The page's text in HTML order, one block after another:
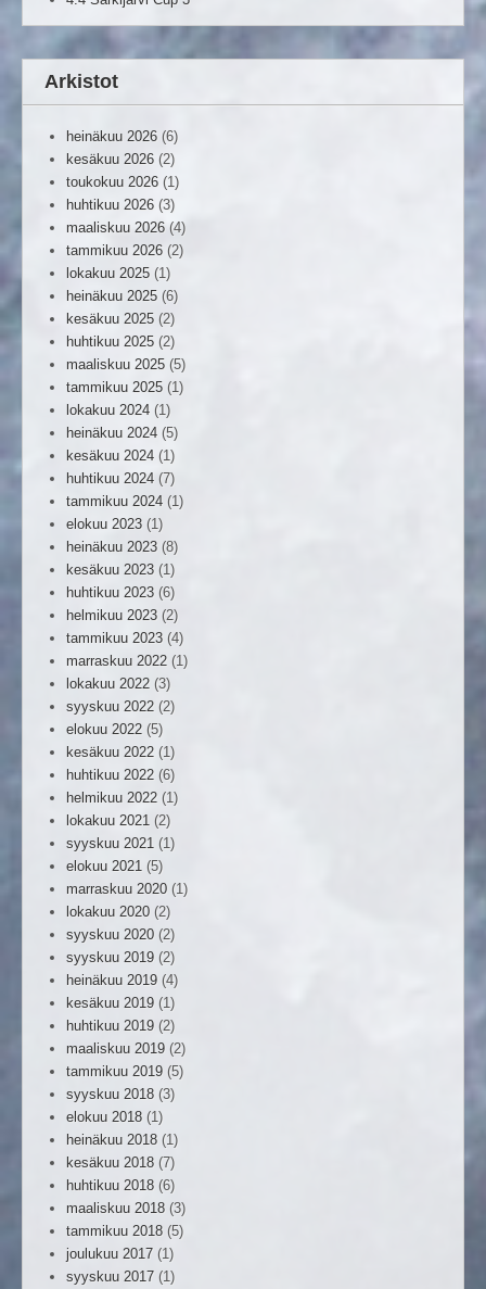
Arkistot
heinäkuu 2026 (6)
kesäkuu 2026 (2)
toukokuu 2026 (1)
huhtikuu 2026 (3)
maaliskuu 2026 (4)
tammikuu 2026 (2)
lokakuu 2025 (1)
heinäkuu 2025 (6)
kesäkuu 2025 (2)
huhtikuu 2025 (2)
maaliskuu 2025 (5)
tammikuu 2025 (1)
lokakuu 2024 (1)
heinäkuu 2024 (5)
kesäkuu 2024 (1)
huhtikuu 2024 (7)
tammikuu 2024 (1)
elokuu 2023 (1)
heinäkuu 2023 (8)
kesäkuu 2023 (1)
huhtikuu 2023 (6)
helmikuu 2023 (2)
tammikuu 2023 (4)
marraskuu 2022 (1)
lokakuu 2022 (3)
syyskuu 2022 (2)
elokuu 2022 (5)
kesäkuu 2022 (1)
huhtikuu 2022 (6)
helmikuu 2022 (1)
lokakuu 2021 (2)
syyskuu 2021 (1)
elokuu 2021 (5)
marraskuu 2020 (1)
lokakuu 2020 (2)
syyskuu 2020 (2)
syyskuu 2019 (2)
heinäkuu 2019 (4)
kesäkuu 2019 (1)
huhtikuu 2019 (2)
maaliskuu 2019 (2)
tammikuu 2019 (5)
syyskuu 2018 (3)
elokuu 2018 (1)
heinäkuu 2018 (1)
kesäkuu 2018 (7)
huhtikuu 2018 (6)
maaliskuu 2018 (3)
tammikuu 2018 (5)
joulukuu 2017 (1)
syyskuu 2017 (1)